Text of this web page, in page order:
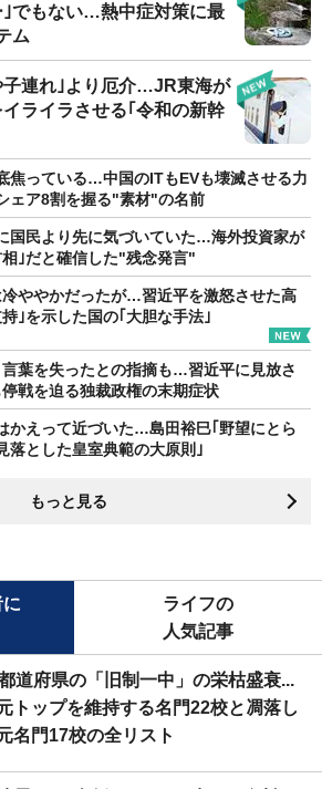
｣でもない…熱中症対策に最
ム
子連れ｣より厄介…JR東海が
ライラさせる｢令和の新幹
焦っている…中国のITもEVも壊滅させる力
ェア8割を握る"素材"の名前
国民より先に気づいていた…海外投資家が
｣だと確信した"残念発言"
ややかだったが…習近平を激怒させた高
｣を示した国の｢大胆な手法｣
葉を失ったとの指摘も…習近平に見放さ
戦を迫る独裁政権の末期症状
かえって近づいた…島田裕巳｢野望にとら
落とした皇室典範の大原則｣
もっと見る
ライフの
人気記事
道府県の「旧制一中」の栄枯盛衰...
トップを維持する名門22校と凋落し
名門17校の全リスト